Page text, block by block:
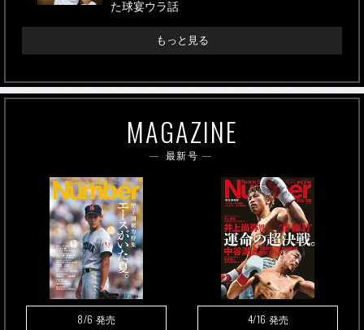
た球宴ウラ話
もっと見る
MAGAZINE
最新号
8/6 発売 4/16 発売